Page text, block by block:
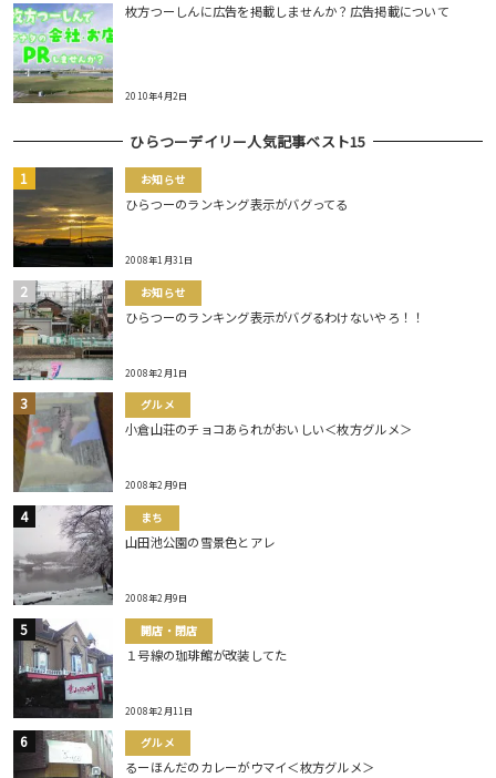
枚方つーしんに広告を掲載しませんか？広告掲載について
2010年4月2日
ひらつーデイリー人気記事ベスト15
お知らせ
ひらつーのランキング表示がバグってる
2008年1月31日
お知らせ
ひらつーのランキング表示がバグるわけないやろ！！
2008年2月1日
グルメ
小倉山荘のチョコあられがおいしい＜枚方グルメ＞
2008年2月9日
まち
山田池公園の雪景色とアレ
2008年2月9日
開店・閉店
１号線の珈琲館が改装してた
2008年2月11日
グルメ
るーほんだのカレーがウマイ＜枚方グルメ＞